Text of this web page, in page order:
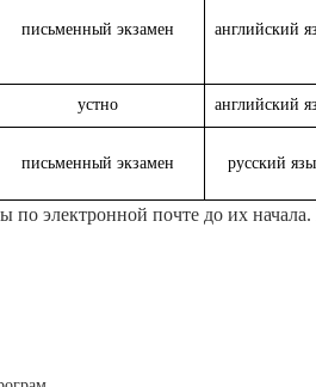
письменный экзамен английский
устно английский
письменный экзамен русский
по электронной почте до их